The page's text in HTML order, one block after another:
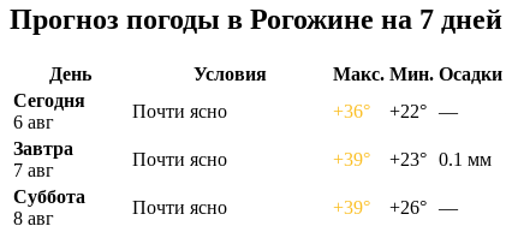
Прогноз погоды в Рогожине на 7 дней
День Условия Макс. Мин. Осадки
Сегодня
6 авг
Почти ясно +36° +22° —
Завтра
7 авг
Почти ясно +39° +23° 0.1 мм
Суббота
8 авг
Почти ясно +39° +26° —